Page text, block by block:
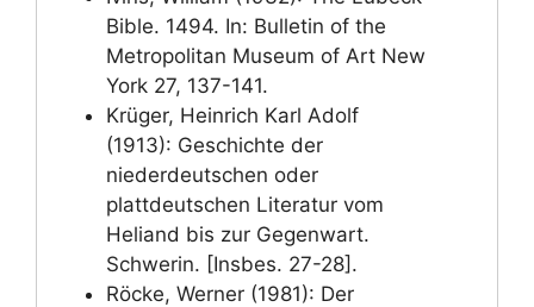
Bible. 1494. In: Bulletin of the
Metropolitan Museum of Art New
York 27, 137-141.
Krüger, Heinrich Karl Adolf
(1913): Geschichte der
niederdeutschen oder
plattdeutschen Literatur vom
Heliand bis zur Gegenwart.
Schwerin. [Insbes. 27-28].
Röcke, Werner (1981): Der